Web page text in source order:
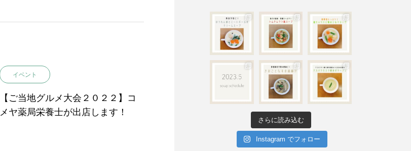
イベント
【ご当地グルメ大会２０２２】コ
メヤ薬局栄養士が出店します！
さらに読み込む
Instagram でフォロー